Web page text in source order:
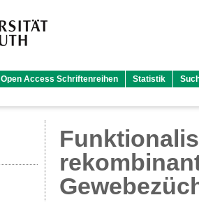
Open Access Schriftenreihen Statistik